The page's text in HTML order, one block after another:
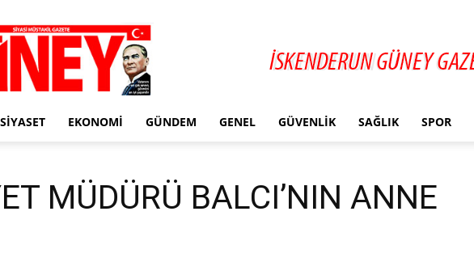
Gazete
Güney
SIYASET EKONOMI GÜNDEM GENEL GÜVENLIK SAĞLIK SPOR
MÜDÜRÜ BALCI’NIN ANNE